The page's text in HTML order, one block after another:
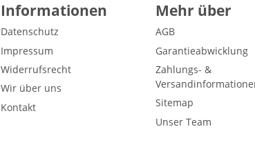
Informationen
Datenschutz
Impressum
Widerrufsrecht
Wir über uns
Kontakt
Mehr über
AGB
Garantieabwicklung
Zahlungs- &
Sitemap
Unser Team